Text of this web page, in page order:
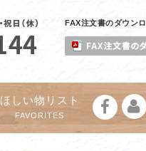
FAX注文書のダウン
ほしい物リスト
FAVORITES